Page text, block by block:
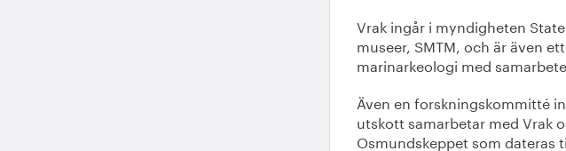
Vrak ingår i myndigheten
museer, SMTM, och är även
marinarkeologi med
Även en forskningskommitté
utskott samarbetar med Vrak
Osmundskeppet som dateras